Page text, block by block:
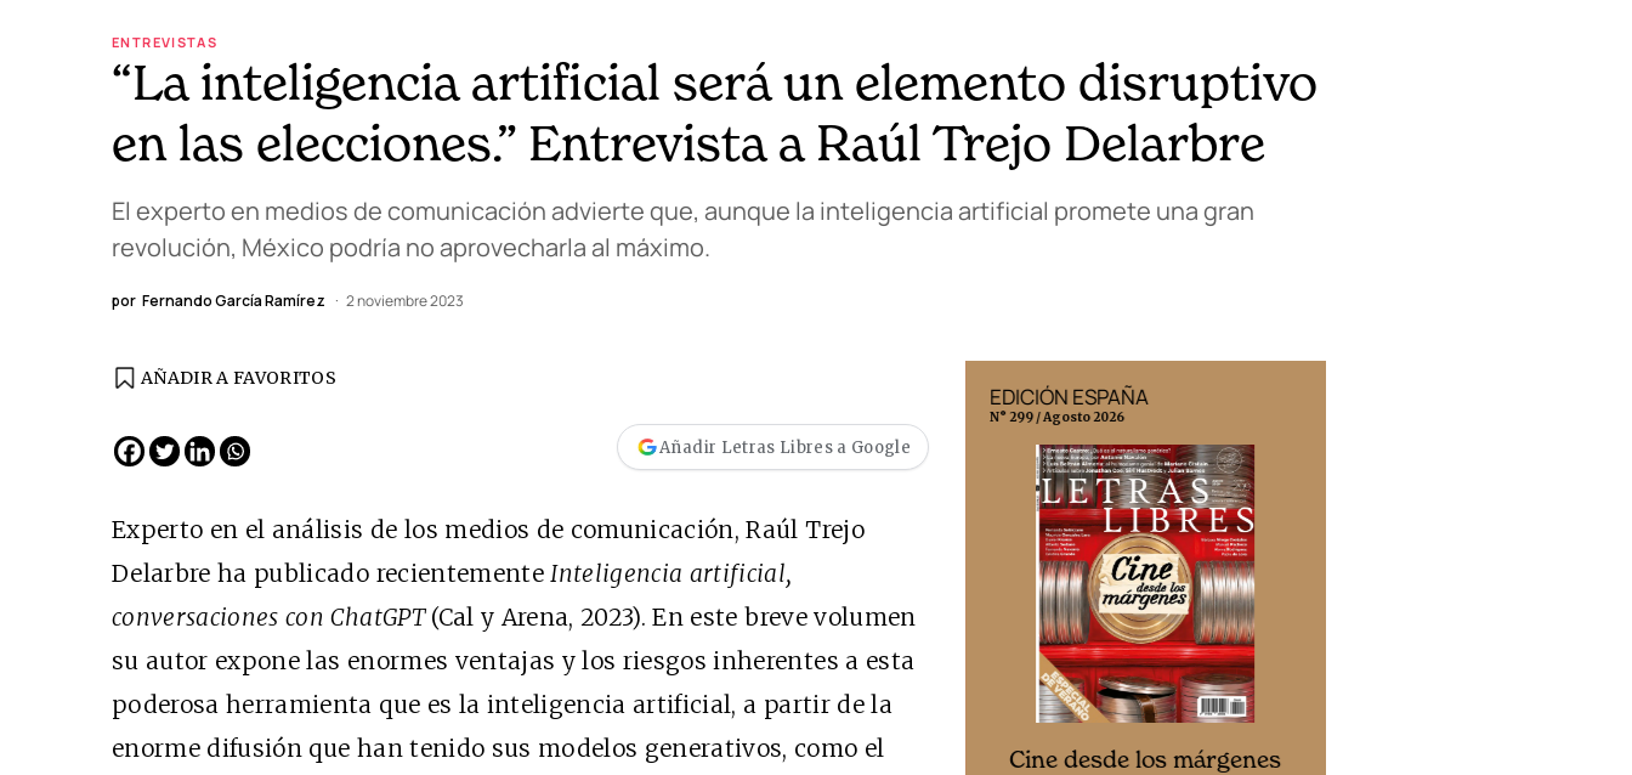
ENTREVISTAS
“La inteligencia artificial será un elemento disruptivo
en las elecciones.” Entrevista a Raúl Trejo Delarbre
El experto en medios de comunicación advierte que, aunque la inteligencia artificial promete una gran
revolución, México podría no aprovecharla al máximo.
por Fernando García Ramírez 2 noviembre 2023
AÑADIR A FAVORITOS
Añadir Letras Libres a Google
Experto en el análisis de los medios de comunicación, Raúl Trejo
Delarbre ha publicado recientementeInteligencia artificial,
conversaciones con ChatGPT(Cal y Arena, 2023). En este breve volumen
su autor expone las enormes ventajas y los riesgos inherentes a esta
poderosa herramienta que es la inteligencia artificial, a partir de la
enorme difusión que han tenido sus modelos generativos, como el
Cine desde los márgenes Cine desde los márgenes
EDICIÓN ESPAÑA
N° 299 / Agosto 2026
Cine desde los márgenes